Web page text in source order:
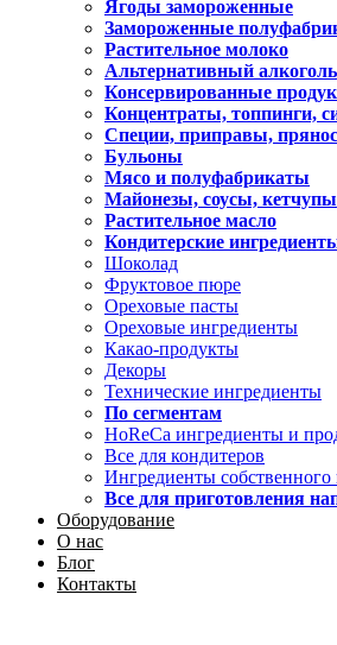
Ягоды замороженные
Замороженные
Растительное молоко
Альтернативный алкоголь
Консервированные
Концентраты, топпинги,
Специи, приправы,
Бульоны
Мясо и полуфабрикаты
Майонезы, соусы, кетчупы
Растительное масло
Кондитерские
Шоколад
Фруктовое пюре
Ореховые пасты
Ореховые ингредиенты
Какао-продукты
Декоры
Технические ингредиенты
По сегментам
HoReCa ингредиенты и
Все для кондитеров
Ингредиенты собственного
Все для приготовления
Оборудование
О нас
Блог
Контакты